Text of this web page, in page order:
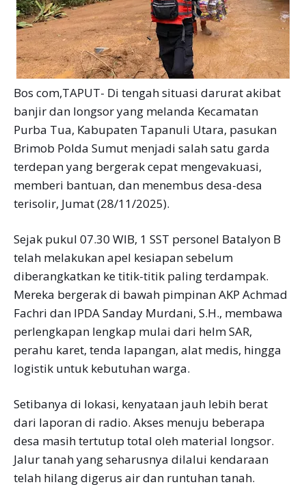
Bos com,TAPUT- Di tengah situasi darurat akibat
banjir dan longsor yang melanda Kecamatan
Purba Tua, Kabupaten Tapanuli Utara, pasukan
Brimob Polda Sumut menjadi salah satu garda
terdepan yang bergerak cepat mengevakuasi,
memberi bantuan, dan menembus desa-desa
terisolir, Jumat (28/11/2025).
Sejak pukul 07.30 WIB, 1 SST personel Batalyon B
telah melakukan apel kesiapan sebelum
diberangkatkan ke titik-titik paling terdampak.
Mereka bergerak di bawah pimpinan AKP Achmad
Fachri dan IPDA Sanday Murdani, S.H., membawa
perlengkapan lengkap mulai dari helm SAR,
perahu karet, tenda lapangan, alat medis, hingga
logistik untuk kebutuhan warga.
Setibanya di lokasi, kenyataan jauh lebih berat
dari laporan di radio. Akses menuju beberapa
desa masih tertutup total oleh material longsor.
Jalur tanah yang seharusnya dilalui kendaraan
telah hilang digerus air dan runtuhan tanah.